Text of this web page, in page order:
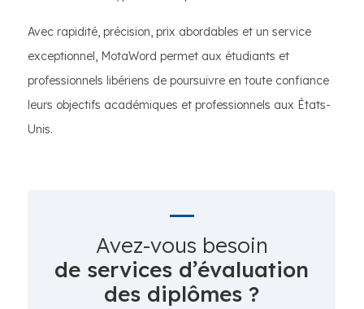
Avec rapidité, précision, prix abordables et un service
exceptionnel, MotaWord permet aux étudiants et
professionnels libériens de poursuivre en toute confiance
leurs objectifs académiques et professionnels aux États-
Unis.
Avez-vous besoin
de services d’évaluation
des diplômes ?